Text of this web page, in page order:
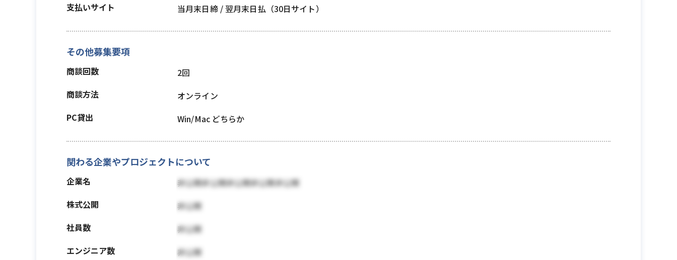
支払いサイト
当月末日締 / 翌月末日払（30日サイト）
その他募集要項
商談回数
2回
商談方法
オンライン
PC貸出
Win/Mac どちらか
関わる企業やプロジェクトについて
企業名
非公開非公開非公開非公開非公開
株式公開
非公開
社員数
非公開
エンジニア数
非公開